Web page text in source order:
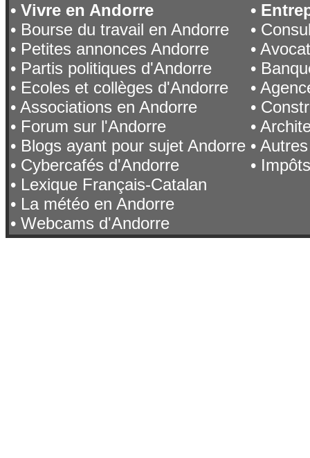
• Vivre en Andorre
• Bourse du travail en Andorre
• Petites annonces Andorre
• Partis politiques d'Andorre
• Ecoles et collèges d'Andorre
• Associations en Andorre
• Forum sur l'Andorre
• Blogs ayant pour sujet Andorre
• Cybercafés d'Andorre
• Lexique Français-Catalan
• La météo en Andorre
• Webcams d'Andorre
•
•
•
•
•
•
•
•
•